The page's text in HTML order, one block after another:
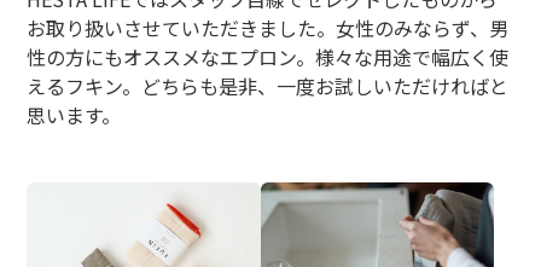
お取り扱いさせていただきました。女性のみならず、男
性の方にもオススメなエプロン。様々な用途で幅広く使
えるフキン。どちらも是非、一度お試しいただければと
思います。